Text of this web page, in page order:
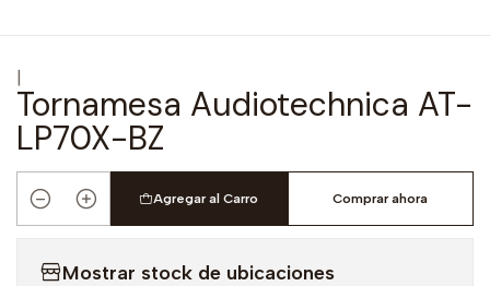
|
Tornamesa Audiotechnica AT-
LP70X-BZ
Cantidad
Agregar al Carro Comprar ahora
Mostrar stock de ubicaciones